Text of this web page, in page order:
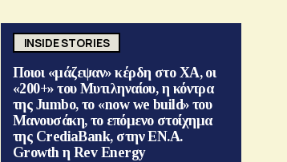
INSIDE STORIES
Ποιοι «μάζεψαν» κέρδη στο ΧΑ, οι
«200+» του Μυτιληναίου, η κόντρα
της Jumbo, το «now we build» του
Μανουσάκη, το επόμενο στοίχημα
της CrediaBank, στην ΕΝ.Α.
Growth η Rev Energy